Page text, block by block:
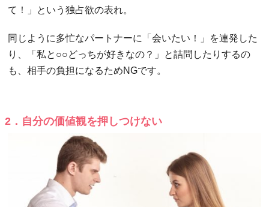
て！」という独占欲の表れ。
同じように多忙なパートナーに「会いたい！」を連発した
り、「私と○○どっちが好きなの？」と詰問したりするの
も、相手の負担になるためNGです。
2．自分の価値観を押しつけない